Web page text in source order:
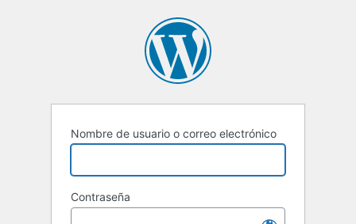
Nombre de usuario o correo electrónico
Contraseña